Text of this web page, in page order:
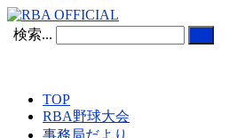
検索...
TOP
RBA野球大会
事務局だより